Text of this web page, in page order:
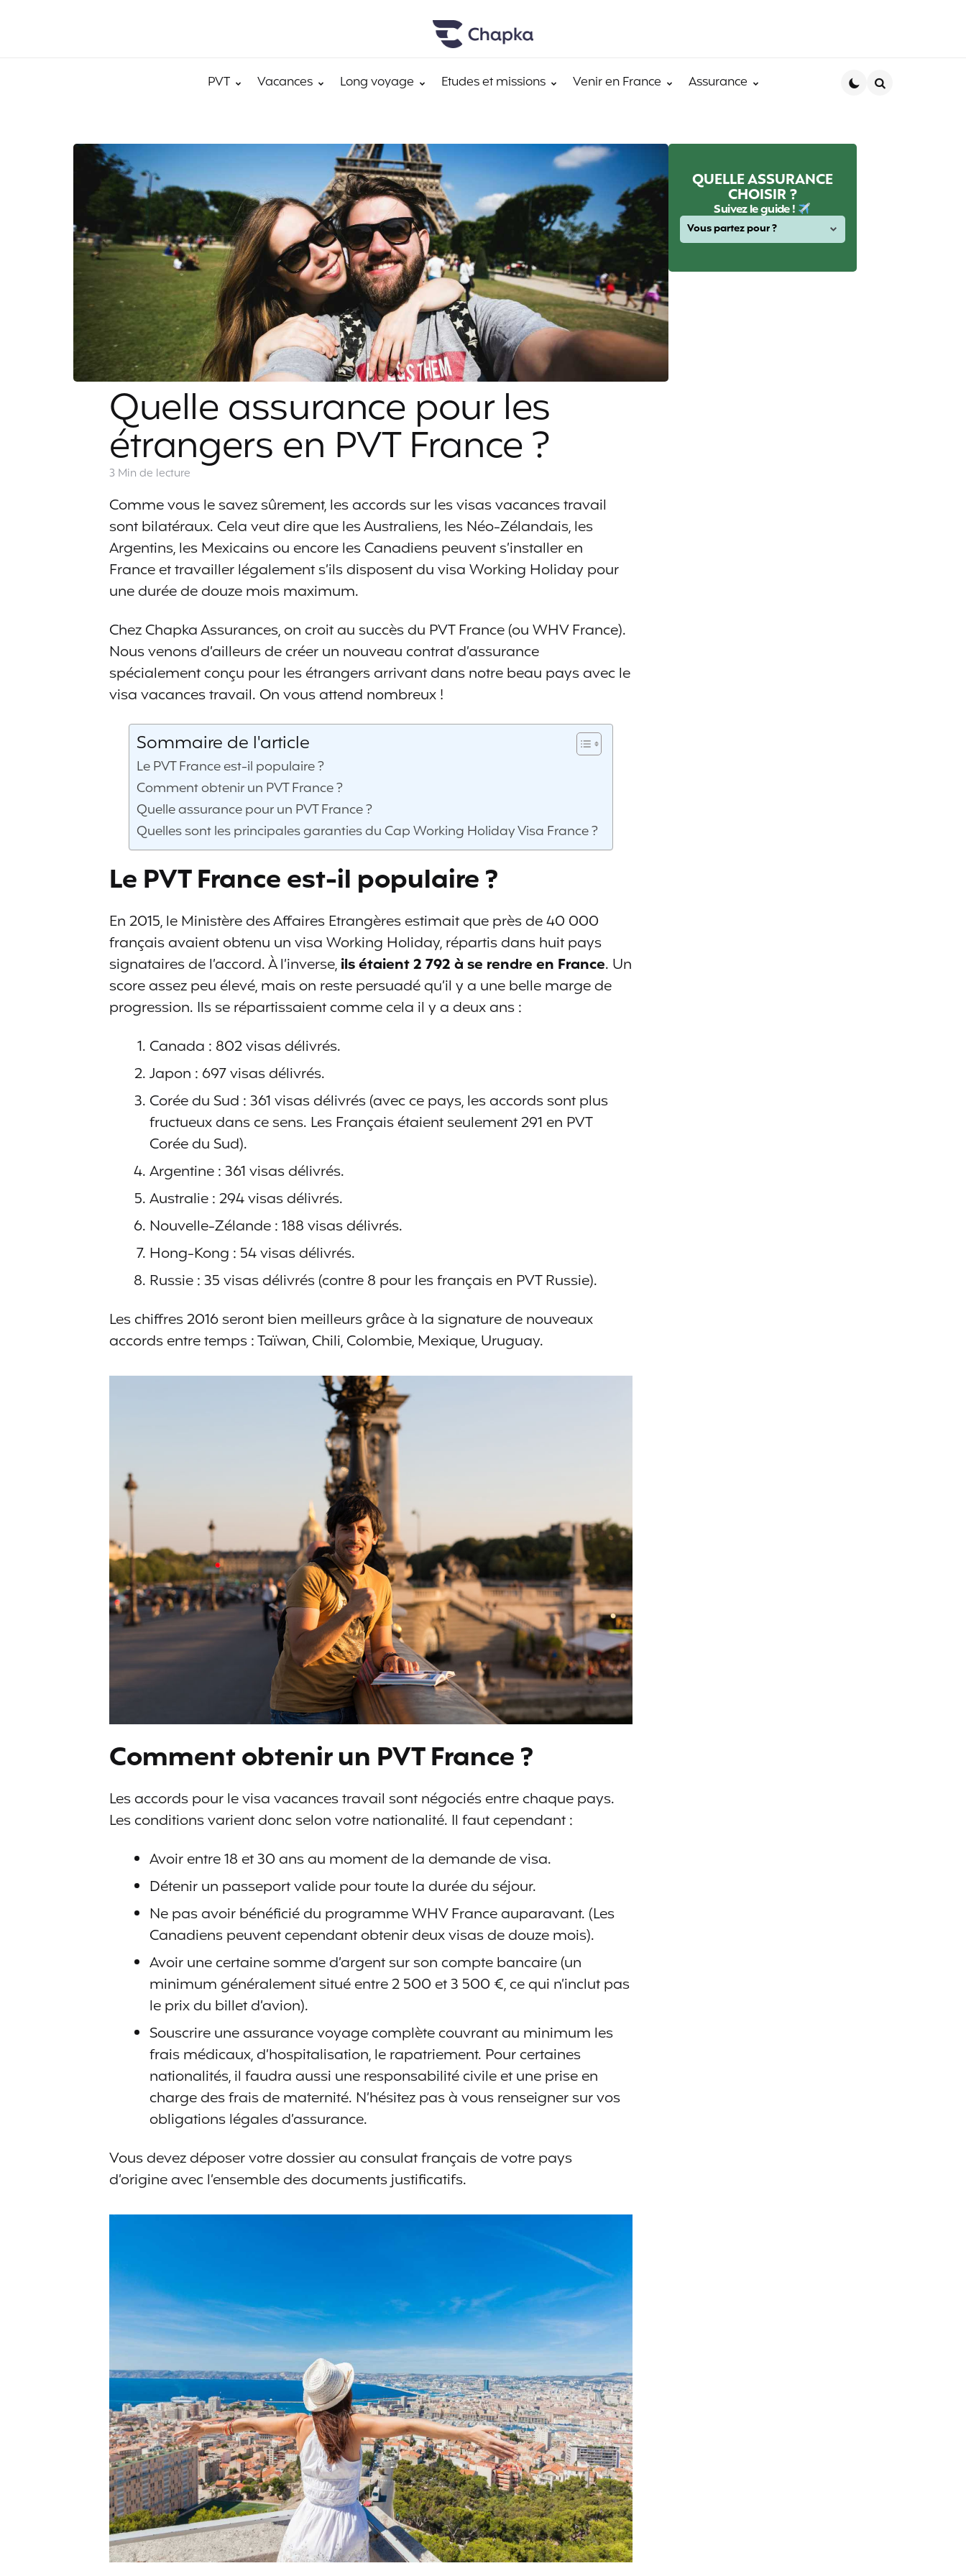
PVT Vacances Long voyage Etudes et missions Venir en France Assurance
Quelle assurance pour les
étrangers en PVT France ?
3 Min de lecture
Comme vous le savez sûrement, les accords sur les visas vacances travail
sont bilatéraux. Cela veut dire que les Australiens, les Néo-Zélandais, les
Argentins, les Mexicains ou encore les Canadiens peuvent s’installer en
France et travailler légalement s’ils disposent du visa Working Holiday pour
une durée de douze mois maximum.
Chez Chapka Assurances, on croit au succès du PVT France (ou WHV France).
Nous venons d’ailleurs de créer un nouveau contrat d’assurance
spécialement conçu pour les étrangers arrivant dans notre beau pays avec le
visa vacances travail. On vous attend nombreux !
Sommaire de l'article
Le PVT France est-il populaire ?
Comment obtenir un PVT France ?
Quelle assurance pour un PVT France ?
Quelles sont les principales garanties du Cap Working Holiday Visa France ?
Le PVT France est-il populaire ?
En 2015, le Ministère des Affaires Etrangères estimait que près de 40 000
français avaient obtenu un visa Working Holiday, répartis dans huit pays
signataires de l’accord. À l’inverse,ils étaient 2 792 à se rendre en France. Un
score assez peu élevé, mais on reste persuadé qu’il y a une belle marge de
progression. Ils se répartissaient comme cela il y a deux ans :
Canada : 802 visas délivrés.
Japon : 697 visas délivrés.
Corée du Sud : 361 visas délivrés (avec ce pays, les accords sont plus
fructueux dans ce sens. Les Français étaient seulement 291 en PVT
Corée du Sud).
Argentine : 361 visas délivrés.
Australie : 294 visas délivrés.
Nouvelle-Zélande : 188 visas délivrés.
Hong-Kong : 54 visas délivrés.
Russie : 35 visas délivrés (contre 8 pour les français en PVT Russie).
Les chiffres 2016 seront bien meilleurs grâce à la signature de nouveaux
accords entre temps : Taïwan, Chili, Colombie, Mexique, Uruguay.
Comment obtenir un PVT France ?
Les accords pour le visa vacances travail sont négociés entre chaque pays.
Les conditions varient donc selon votre nationalité. Il faut cependant :
Avoir entre 18 et 30 ans au moment de la demande de visa.
Détenir un passeport valide pour toute la durée du séjour.
Ne pas avoir bénéficié du programme WHV France auparavant. (Les
Canadiens peuvent cependant obtenir deux visas de douze mois).
Avoir une certaine somme d’argent sur son compte bancaire (un
minimum généralement situé entre 2 500 et 3 500 €, ce qui n’inclut pas
le prix du billet d’avion).
Souscrire une assurance voyage complète couvrant au minimum les
frais médicaux, d’hospitalisation, le rapatriement. Pour certaines
nationalités, il faudra aussi une responsabilité civile et une prise en
charge des frais de maternité. N’hésitez pas à vous renseigner sur vos
obligations légales d’assurance.
Vous devez déposer votre dossier au consulat français de votre pays
d’origine avec l’ensemble des documents justificatifs.
QUELLE ASSURANCE
CHOISIR ?
Suivez le guide !